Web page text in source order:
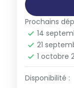
Prochains
14
21
1 octobre
Disponibilité :